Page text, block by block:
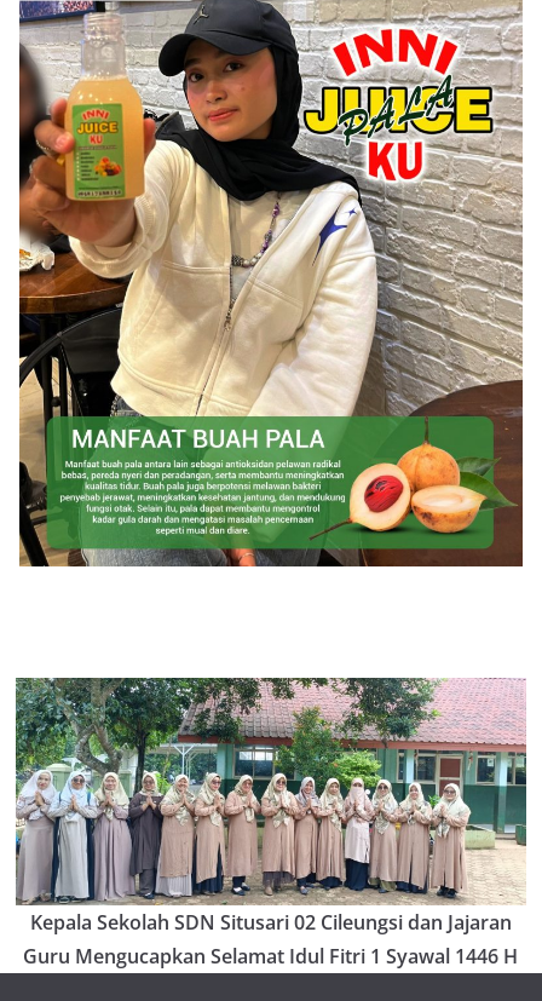
Kepala Sekolah SDN Situsari 02 Cileungsi dan Jajaran
Guru Mengucapkan Selamat Idul Fitri 1 Syawal 1446 H